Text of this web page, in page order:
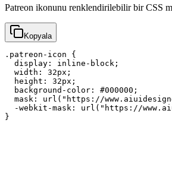
Patreon ikonunu renklendirilebilir bir CSS
Kopyala
.patreon-icon {
  display: inline-block;
  width: 32px;
  height: 32px;
  background-color: #000000;
mask: url("https://
-webkit-mask: url("https://
}